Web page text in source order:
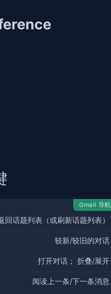
Gmail 导航
回话题列表（或刷新话题列表）
较新/较旧的对话
打开对话； 折叠/展开
阅读上一条/下一条消息